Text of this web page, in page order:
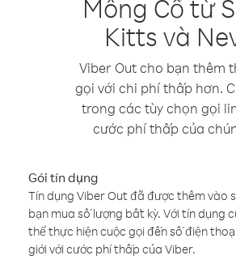
Mông Cổ từ
Kitts và
Viber Out cho bạn thêm
gọi với chi phí thấp hơn.
trong các tùy chọn gọi
cước phí thấp của
Gói tín dụng
Tín dụng Viber Out đã được thêm vào
bạn mua số lượng bất kỳ. Với tín dụng
thể thực hiện cuộc gọi đến số điện
giới với cước phí thấp của Viber.